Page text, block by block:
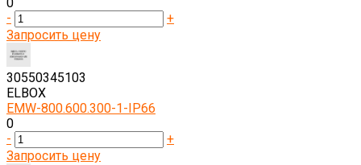
0
-
+
Запросить цену
30550345103
ELBOX
EMW-800.600.300-1-IP66
0
-
+
Запросить цену